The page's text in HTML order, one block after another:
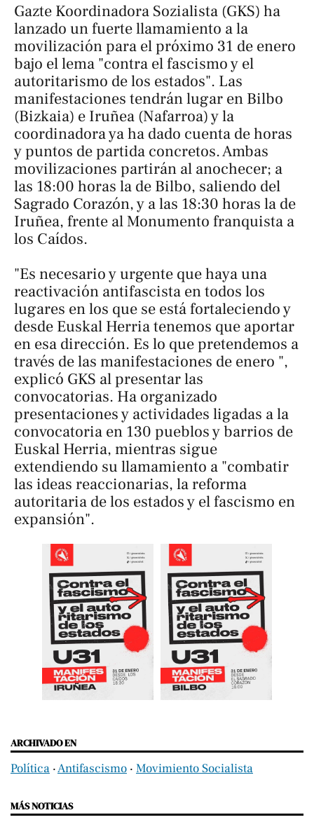
Gazte Koordinadora Sozialista (GKS) ha
lanzado un fuerte llamamiento a la
movilización para el próximo 31 de enero
bajo el lema "contra el fascismo y el
autoritarismo de los estados". Las
manifestaciones tendrán lugar en Bilbo
(Bizkaia) e Iruñea (Nafarroa) y la
coordinadora ya ha dado cuenta de horas
y puntos de partida concretos. Ambas
movilizaciones partirán al anochecer; a
las 18:00 horas la de Bilbo, saliendo del
Sagrado Corazón, y a las 18:30 horas la de
Iruñea, frente al Monumento franquista a
los Caídos.
"Es necesario y urgente que haya una
reactivación antifascista en todos los
lugares en los que se está fortaleciendo y
desde Euskal Herria tenemos que aportar
en esa dirección. Es lo que pretendemos a
través de las manifestaciones de enero ",
explicó GKS al presentar las
convocatorias. Ha organizado
presentaciones y actividades ligadas a la
convocatoria en 130 pueblos y barrios de
Euskal Herria, mientras sigue
extendiendo su llamamiento a "combatir
las ideas reaccionarias, la reforma
autoritaria de los estados y el fascismo en
expansión".
ARCHIVADO EN
Política ‧Antifascismo ‧ Movimiento Socialista
MÁS NOTICIAS